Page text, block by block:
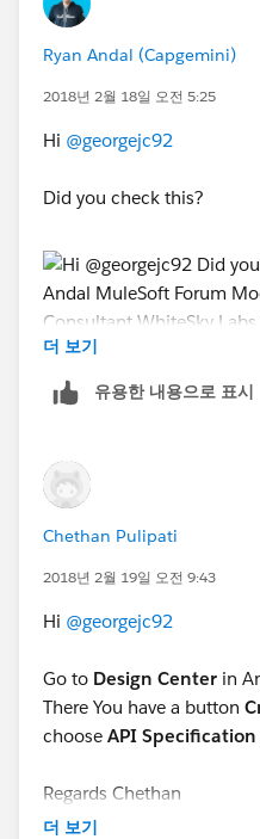
Ryan Andal (Capgemini)
2018년 2월 18일 오전 5:25
Hi @georgejc92
Did you check this?
MuleSoft Forum Moderator
Senior Integration
WhiteSky Labs
`Please report spam
더 보기
유용한 내용으로 표시
Chethan Pulipati
2018년 2월 19일 오전 9:43
Hi @georgejc92
Go to Design Center in
There You have a button
choose API Specification
Regards Chethan
더 보기